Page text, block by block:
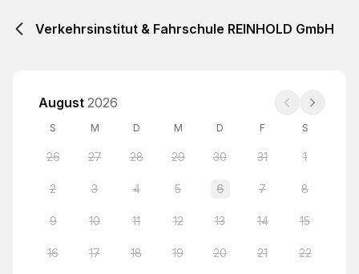
Verkehrsinstitut & Fahrschule REINHOLD GmbH
August 2026
S M D M D F S
26 27 28 29 30 31 1
2 3 4 5 6 7 8
9 10 11 12 13 14 15
16 17 18 19 20 21 22